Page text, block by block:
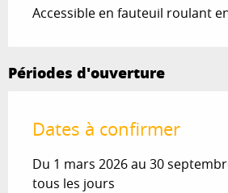
Accessible en fauteuil roulant
Périodes d'ouverture
Dates à confirmer
Du 1 mars 2026 au 30
tous les jours